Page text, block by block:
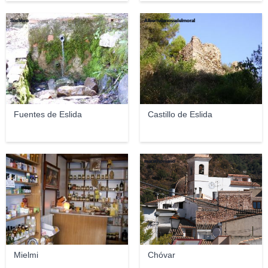
Fuentes de Eslida
SocVoro
Castillo de Eslida
Albertvilanovadelmoral
Mielmi
Mielmi
Chóvar
marathoniano